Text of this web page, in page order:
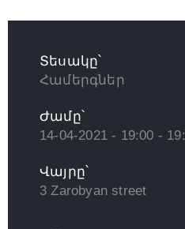
Տեսակը՝
Համերգներ
Ժամը՝
14-04-2021 - 19:00 -
Վայրը՝
3 Zarobyan street